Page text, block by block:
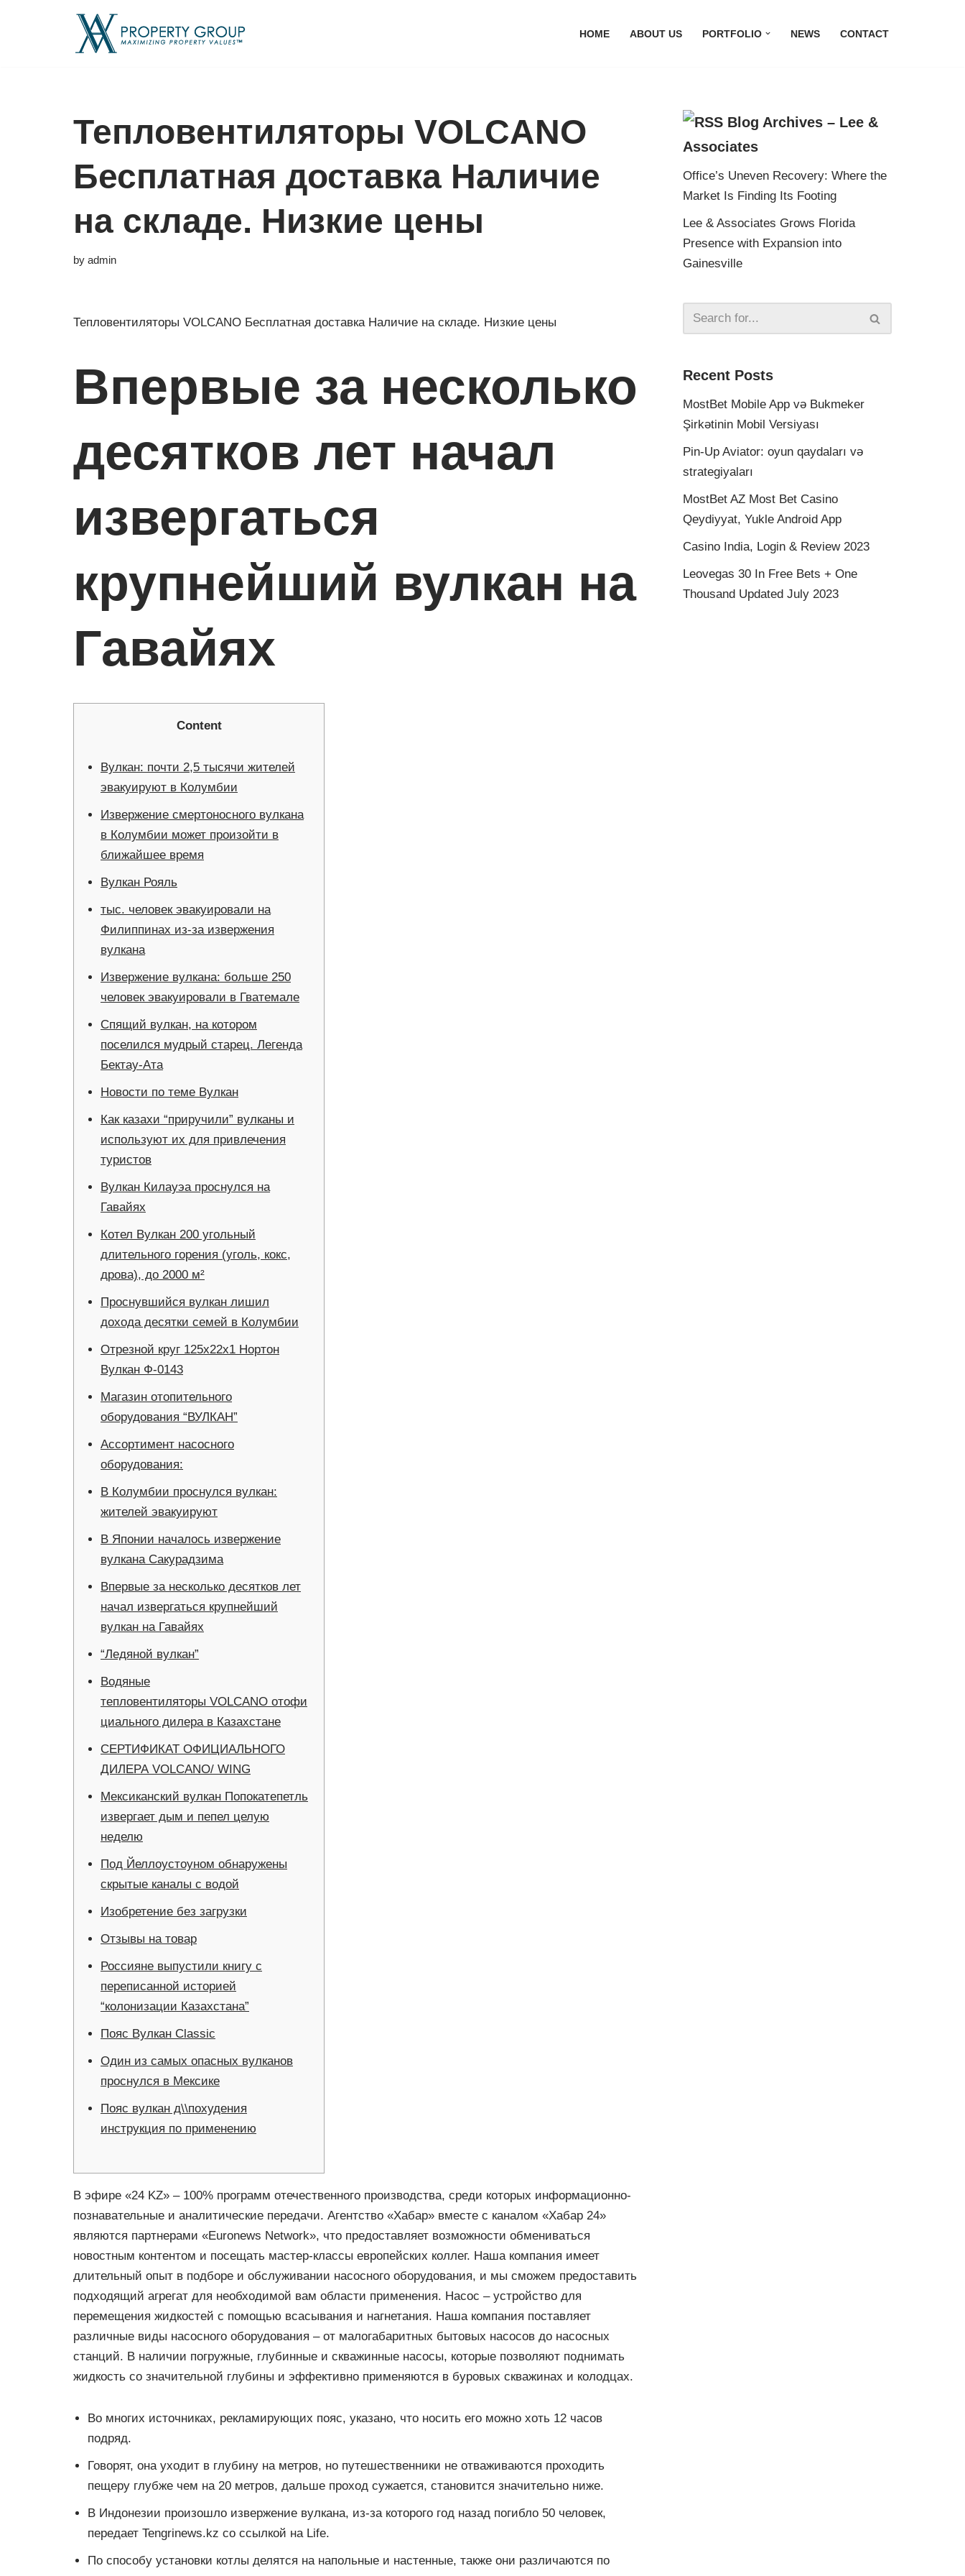
HOME ABOUT US PORTFOLIO NEWS CONTACT
Тепловентиляторы VOLCANO
Бесплатная доставка Наличие
на складе. Низкие цены
by admin
Тепловентиляторы VOLCANO Бесплатная доставка Наличие на складе. Низкие цены
Впервые за несколько
десятков лет начал
извергаться
крупнейший вулкан на
Гавайях
Content
Вулкан: почти 2,5 тысячи жителей
эвакуируют в Колумбии
Извержение смертоносного вулкана
в Колумбии может произойти в
ближайшее время
Вулкан Рояль
тыс. человек эвакуировали на
Филиппинах из-за извержения
вулкана
Извержение вулкана: больше 250
человек эвакуировали в Гватемале
Спящий вулкан, на котором
поселился мудрый старец. Легенда
Бектау-Ата
Новости по теме Вулкан
Как казахи “приручили” вулканы и
используют их для привлечения
туристов
Вулкан Килауэа проснулся на
Гавайях
Котел Вулкан 200 угольный
длительного горения (уголь, кокс,
дрова), до 2000 м²
Проснувшийся вулкан лишил
дохода десятки семей в Колумбии
Отрезной круг 125х22х1 Нортон
Вулкан Ф-0143
Магазин отопительного
оборудования “ВУЛКАН”
Ассортимент насосного
оборудования:
В Колумбии проснулся вулкан:
жителей эвакуируют
В Японии началось извержение
вулкана Сакурадзима
Впервые за несколько десятков лет
начал извергаться крупнейший
вулкан на Гавайях
“Ледяной вулкан”
Водяные
тепловентиляторы VOLCANO отофи
циального дилера в Казахстане
СЕРТИФИКАТ ОФИЦИАЛЬНОГО
ДИЛЕРА VOLCANO/ WING
Мексиканский вулкан Попокатепетль
извергает дым и пепел целую
неделю
Под Йеллоустоуном обнаружены
скрытые каналы с водой
Изобретение без загрузки
Отзывы на товар
Россияне выпустили книгу с
переписанной историей
“колонизации Казахстана”
Пояс Вулкан Classic
Один из самых опасных вулканов
проснулся в Мексике
Пояс вулкан д\\похудения
инструкция по применению
В эфире «24 KZ» – 100% программ отечественного производства, среди которых информационно-
познавательные и аналитические передачи. Агентство «Хабар» вместе с каналом «Хабар 24»
являются партнерами «Euronews Network», что предоставляет возможности обмениваться
новостным контентом и посещать мастер-классы европейских коллег. Наша компания имеет
длительный опыт в подборе и обслуживании насосного оборудования, и мы сможем предоставить
подходящий агрегат для необходимой вам области применения. Насос – устройство для
перемещения жидкостей с помощью всасывания и нагнетания. Наша компания поставляет
различные виды насосного оборудования – от малогабаритных бытовых насосов до насосных
станций. В наличии погружные, глубинные и скважинные насосы, которые позволяют поднимать
жидкость со значительной глубины и эффективно применяются в буровых скважинах и колодцах.
Во многих источниках, рекламирующих пояс, указано, что носить его можно хоть 12 часов
подряд.
Говорят, она уходит в глубину на метров, но путешественники не отваживаются проходить
пещеру глубже чем на 20 метров, дальше проход сужается, становится значительно ниже.
В Индонезии произошло извержение вулкана, из-за которого год назад погибло 50 человек,
передает Tengrinews.kz со ссылкой на Life.
По способу установки котлы делятся на напольные и настенные, также они различаются по
Blog Archives – Lee &
Associates
Office’s Uneven Recovery: Where the
Market Is Finding Its Footing
Lee & Associates Grows Florida
Presence with Expansion into
Gainesville
Recent Posts
MostBet Mobile App və Bukmeker
Şirkətinin Mobil Versiyası
Pin-Up Aviator: oyun qaydaları və
strategiyaları
MostBet AZ Most Bet Casino
Qeydiyyat, Yukle Android App
Casino India, Login & Review 2023
Leovegas 30 In Free Bets + One
Thousand Updated July 2023